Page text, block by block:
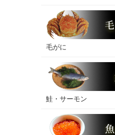
毛がに
鮭・サーモン